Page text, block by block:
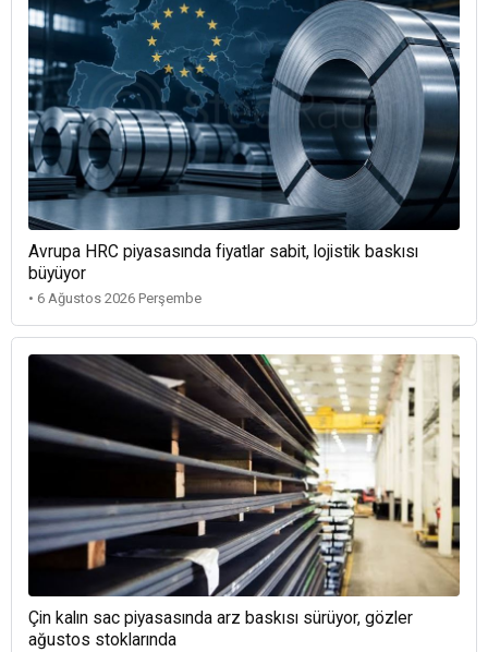
Avrupa HRC piyasasında fiyatlar sabit, lojistik baskısı
büyüyor
• 6 Ağustos 2026 Perşembe
Çin kalın sac piyasasında arz baskısı sürüyor, gözler
ağustos stoklarında